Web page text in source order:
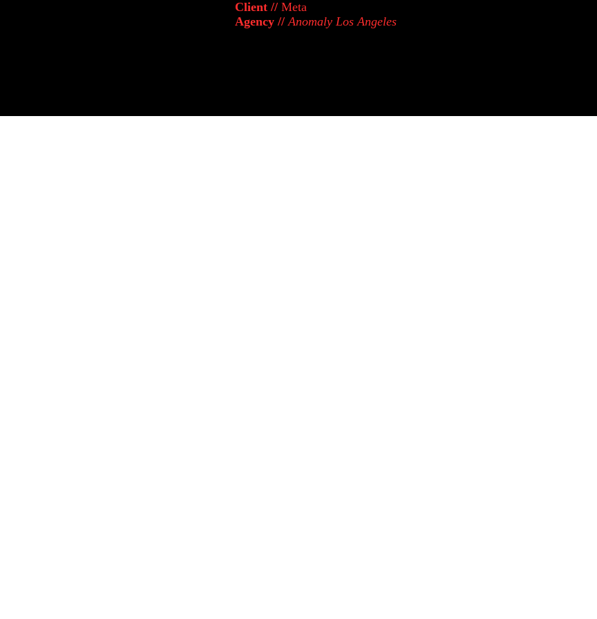
Client // Meta
Agency //Anomaly Los Angeles